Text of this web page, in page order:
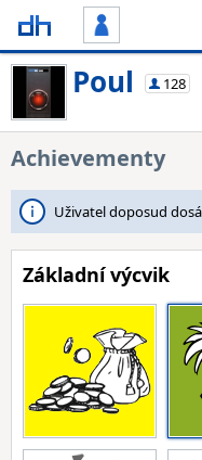
Poul 128
Achievementy
Uživatel doposud
Základní výcvik